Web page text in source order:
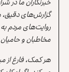
گزارش‌های دقیق،
روایت‌های مردم
مخاطبان و
هر کمک، فارغ از